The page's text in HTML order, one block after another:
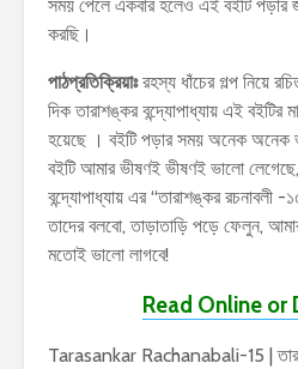
সময় পেলে একবার হলেও এই বইটি
করছি।
পাঠপ্রতিক্রিয়াঃরহস্য ধাঁচের গল্প নিয়ে
দিক তারাশঙ্কর বন্দ্যোপাধ্যায় এই বইটির
হয়েছে । বইটি পড়ার সময় অনেক অনেক
বইটি আমার ভীষণই ভীষণই ভালো
বন্দ্যোপাধ্যায় এর “তারাশঙ্কর রচনাবলী
তাদের বলবো, তাড়াতাড়ি পড়ে ফেলুন,
মতোই ভালো লাগবে!
Read Online or
Tarasankar Rachanabali-15 |